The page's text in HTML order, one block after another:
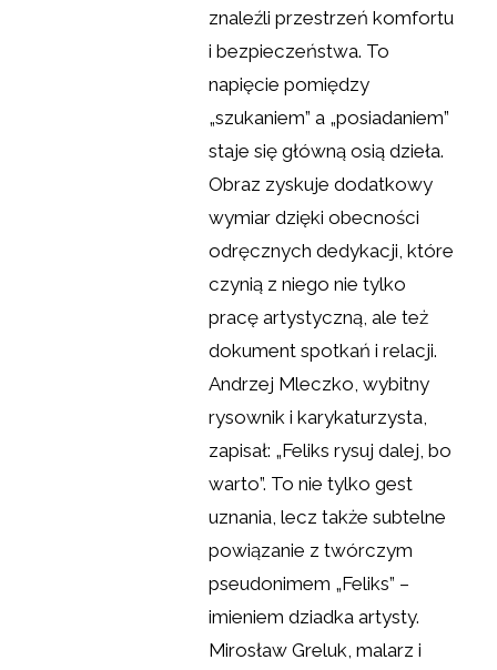
znaleźli przestrzeń komfortu
i bezpieczeństwa. To
napięcie pomiędzy
„szukaniem” a „posiadaniem”
staje się główną osią dzieła.
Obraz zyskuje dodatkowy
wymiar dzięki obecności
odręcznych dedykacji, które
czynią z niego nie tylko
pracę artystyczną, ale też
dokument spotkań i relacji.
Andrzej Mleczko, wybitny
rysownik i karykaturzysta,
zapisał: „Feliks rysuj dalej, bo
warto”. To nie tylko gest
uznania, lecz także subtelne
powiązanie z twórczym
pseudonimem „Feliks” –
imieniem dziadka artysty.
Mirosław Greluk, malarz i